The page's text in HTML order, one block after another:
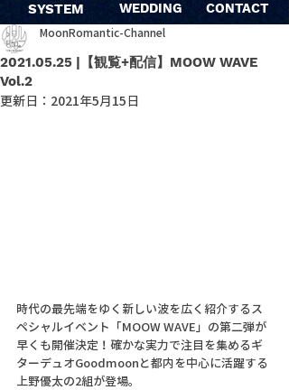
SYSTEM WEDDING CONTACT
2021.05.25 |【観覧+配信】MOOW WAVE
Vol.2
MoonRomantic-Channel
更新日： 2021年5月15日
時代の最先端をゆく新しい波を広く紹介するス
ペシャルイベント「MOOW WAVE」の第二弾が
早くも開催決定！確かな実力で注目を集めるギ
ターデュオGoodmoonと都内を中心に活躍する
上野優太の2組が登場。